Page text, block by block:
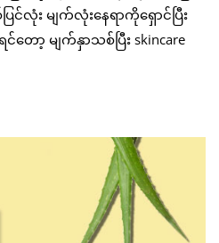
င်လုံး မျက်လုံးနေရာကိုရှောင်ပြီး
င်တော့ မျက်နှာသစ်ပြီး skincare